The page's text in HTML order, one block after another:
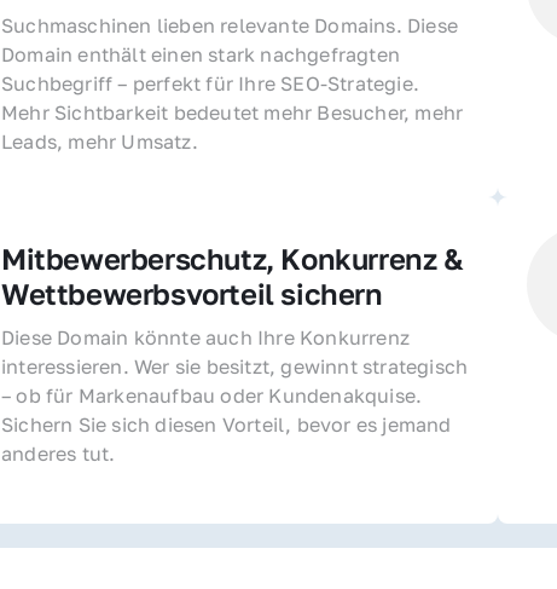
Suchmaschinen lieben relevante Domains. Diese
Domain enthält einen stark nachgefragten
Suchbegriff – perfekt für Ihre SEO-Strategie.
Mehr Sichtbarkeit bedeutet mehr Besucher, mehr
Leads, mehr Umsatz.
Mitbewerberschutz, Konkurrenz &
Wettbewerbsvorteil sichern
Diese Domain könnte auch Ihre Konkurrenz
interessieren. Wer sie besitzt, gewinnt strategisch
– ob für Markenaufbau oder Kundenakquise.
Sichern Sie sich diesen Vorteil, bevor es jemand
anderes tut.